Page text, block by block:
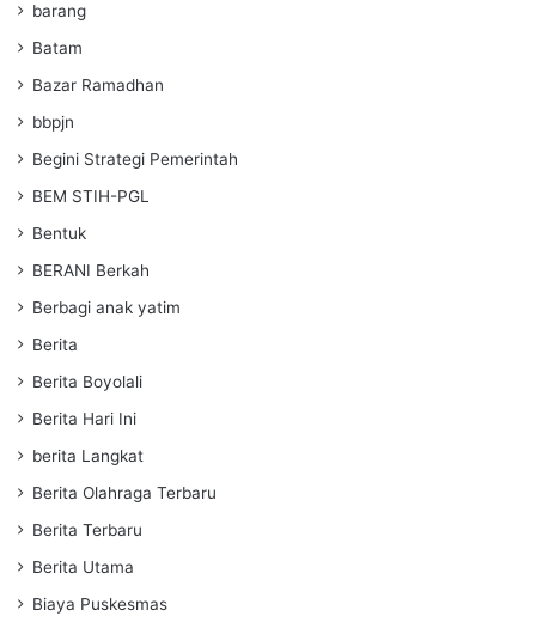
barang
Batam
Bazar Ramadhan
bbpjn
Begini Strategi Pemerintah
BEM STIH-PGL
Bentuk
BERANI Berkah
Berbagi anak yatim
Berita
Berita Boyolali
Berita Hari Ini
berita Langkat
Berita Olahraga Terbaru
Berita Terbaru
Berita Utama
Biaya Puskesmas